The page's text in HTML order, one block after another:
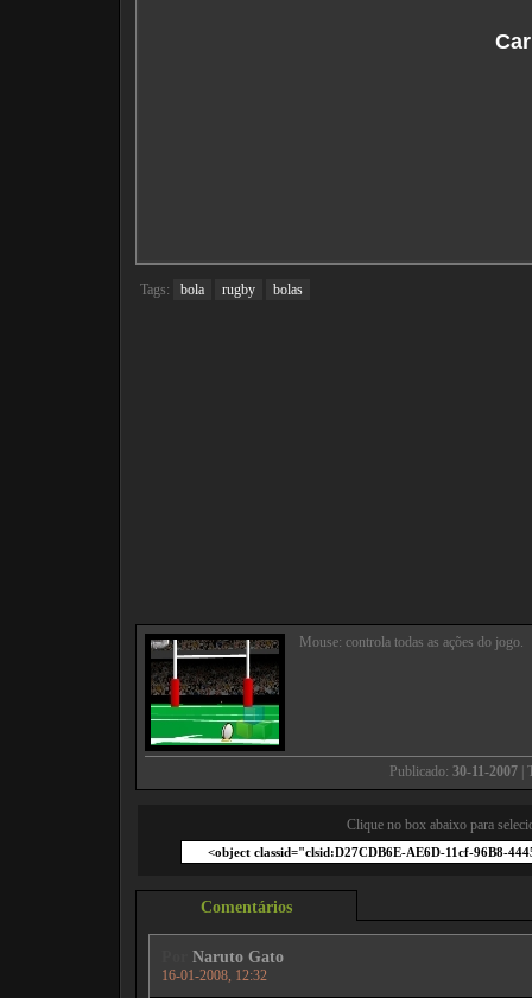
Tags: bola rugby bolas
Mouse: controla todas as ações do jogo.
Publicado: 30-11-2007|
Clique no box abaixo para
Comentários
Naruto Gato
16-01-2008, 12:32